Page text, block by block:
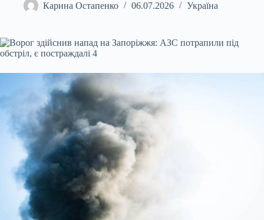
Карина Остапенко 06.07.2026 Україна